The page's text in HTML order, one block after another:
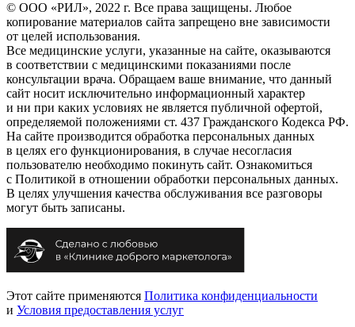
© ООО «РИЛ», 2022 г. Все права защищены. Любое
копирование материалов сайта запрещено вне зависимости
от целей использования.
Все медицинские услуги, указанные на сайте, оказываются
в соответствии с медицинскими показаниями после
консультации врача. Обращаем ваше внимание, что данный
сайт носит исключительно информационный характер
и ни при каких условиях не является публичной офертой,
определяемой положениями ст. 437 Гражданского Кодекса РФ.
На сайте производится обработка персональных данных
в целях его функционирования, в случае несогласия
пользователю необходимо покинуть сайт. Ознакомиться
с Политикой в отношении обработки персональных данных.
В целях улучшения качества обслуживания все разговоры
могут быть записаны.
Этот сайте применяются Политика конфиденциальности
и Условия предоставления услуг